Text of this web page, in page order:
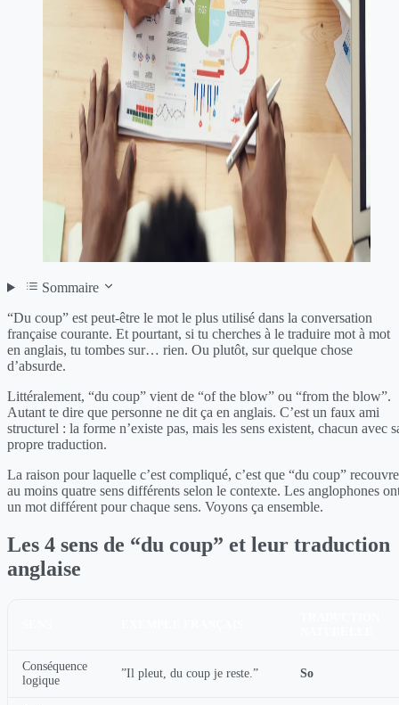
Sommaire
“Du coup” est peut-être le mot le plus utilisé dans la conversation
française courante. Et pourtant, si tu cherches à le traduire mot à mot
en anglais, tu tombes sur… rien. Ou plutôt, sur quelque chose
d’absurde.
Littéralement, “du coup” vient de “of the blow” ou “from the blow”.
Autant te dire que personne ne dit ça en anglais. C’est un faux ami
structurel : la forme n’existe pas, mais les sens existent, chacun avec
propre traduction.
La raison pour laquelle c’est compliqué, c’est que “du coup” recouvre
au moins quatre sens différents selon le contexte. Les anglophones
un mot différent pour chaque sens. Voyons ça ensemble.
Les 4 sens de “du coup” et leur traduction
anglaise
Conséquence
logique
”Il pleut, du coup je reste.” So